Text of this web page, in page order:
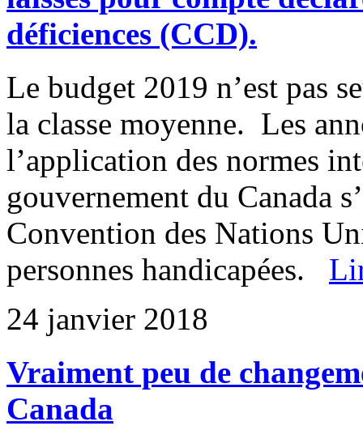
déficiences (CCD).
Le budget 2019 n’est pas
la classe moyenne. Les
l’application des normes
gouvernement du Canada
Convention des Nations
personnes handicapées.
24 janvier 2018
Vraiment peu de
Canada